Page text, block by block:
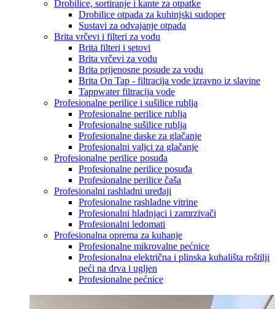
Drobilice, sortiranje i kante za otpatke
Drobilice otpada za kuhinjski sudoper
Sustavi za odvajanje otpada
Brita vrčevi i filteri za vodu
Brita filteri i setovi
Brita vrčevi za vodu
Brita prijenosne posude za vodu
Brita On Tap - filtracija vode izravno iz slavine
Tappwater filtracija vode
Profesionalne perilice i sušilice rublja
Profesionalne perilice rublja
Profesionalne sušilice rublja
Profesionalne daske za glačanje
Profesionalni valjci za glačanje
Profesionalne perilice posuđa
Profesionalne perilice posuđa
Profesionalne perilice čaša
Profesionalni rashladni uređaji
Profesionalne rashladne vitrine
Profesionalni hladnjaci i zamrzivači
Profesionalni ledomati
Profesionalna oprema za kuhanje
Profesionalne mikrovalne pećnice
Profesionalna električna i plinska kuhališta roštilji
peći na drva i ugljen
Profesionalne pećnice